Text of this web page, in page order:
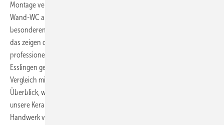
Montage vereinfachen? Diese Fragen haben wir uns auch beim
Wand-WC aus unserer Designlinie white gestellt und einen
besonderen Fokus auf die Spültechnik gelegt. ­PowerFlush überzeugt,
das zeigen die positiven Rückmeldungen aus dem Handwerk. Die
professionellen Tests des Fachmagazins SBZ mit der Hochschule
Esslingen gehen über dieses Feedback sogar noch hinaus. Der
Vergleich mit anderen Top-Herstellern liefert einen hervorragenden
Überblick, wo wir mit ­PowerFlush stehen. Der zweite Platz spricht für
unsere Keramiken, unsere Spültechnik und unseren Weg, dem
Handwerk verlässliche Qualität an die Hand zu geben. Mit diesen sehr